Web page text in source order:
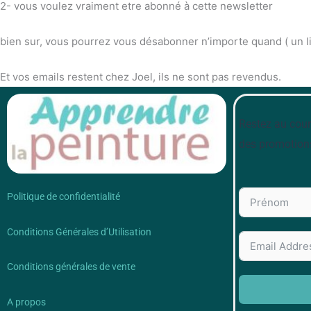
2- vous voulez vraiment etre abonné à cette newsletter
bien sur, vous pourrez vous désabonner n’importe quand ( un
Et vos emails restent chez Joel, ils ne sont pas revendus.
Politique de confidentialité
Conditions Générales d’Utilisation
Conditions générales de vente
A propos
Restez au
des